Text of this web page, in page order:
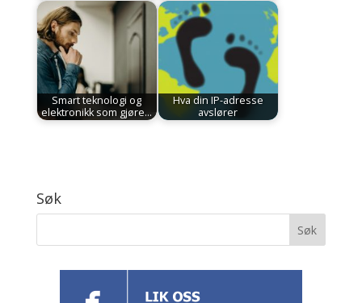
Smart teknologi og
elektronikk som gjøre…
Hva din IP-adresse
avslører
Søk